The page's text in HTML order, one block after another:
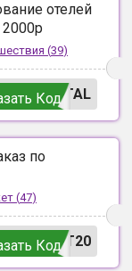
отелей
(39)
TAL
Код
по
(47)
T20
Код